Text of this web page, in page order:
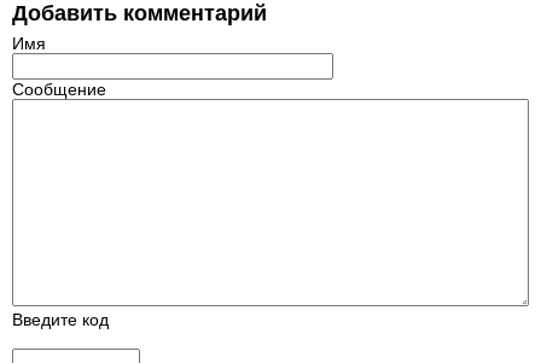
Добавить комментарий
Имя
Сообщение
Введите код